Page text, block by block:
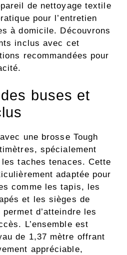
de nettoyage textile
pour l’entretien
à domicile. Découvrons
inclus avec cet
recommandées pour
buses et
une brosse Tough
spécialement
taches tenaces. Cette
adaptée pour
comme les tapis, les
et les sièges de
d’atteindre les
L’ensemble est
de 1,37 mètre offrant
appréciable,